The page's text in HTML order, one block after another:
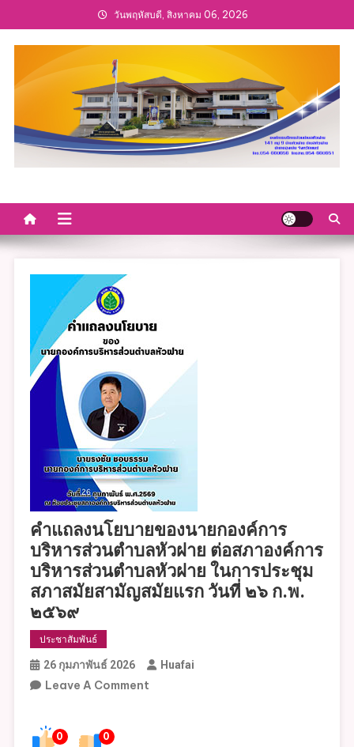
to
content
วันพฤหัสบดี, สิงหาคม 06, 2026
คำแถลงนโยบายของนายกองค์การ
บริหารส่วนตำบลหัวฝาย ต่อสภาองค์การ
บริหารส่วนตำบลหัวฝาย ในการประชุม
สภาสมัยสามัญสมัยแรก วันที่ ๒๖ ก.พ.
๒๕๖๙
ประชาสัมพันธ์
26 กุมภาพันธ์ 2026 Huafai
Leave A CommentOn
0 0